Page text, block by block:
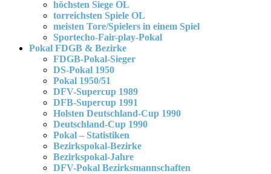
höchsten Siege OL
torreichsten Spiele OL
meisten Tore/Spielers in einem Spiel
Sportecho-Fair-play-Pokal
Pokal FDGB & Bezirke
FDGB-Pokal-Sieger
DS-Pokal 1950
Pokal 1950/51
DFV-Supercup 1989
DFB-Supercup 1991
Holsten Deutschland-Cup 1990
Deutschland-Cup 1990
Pokal – Statistiken
Bezirkspokal-Bezirke
Bezirkspokal-Jahre
DFV-Pokal Bezirksmannschaften